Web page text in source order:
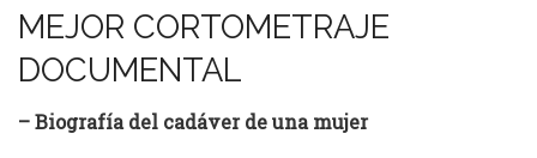
MEJOR CORTOMETRAJE
DOCUMENTAL
– Biografía del cadáver de una mujer